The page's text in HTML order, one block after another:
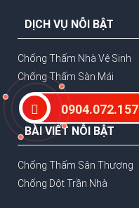
DỊCH VỤ NỖI BẬT
Chống Thấm Nhà Vệ Sinh
Chống Thấm Sàn Mái
BÀI VIẾT NỖI BẬT
Chống Thấm Sân Thượng
Chống Dột Trần Nhà
0904.072.157